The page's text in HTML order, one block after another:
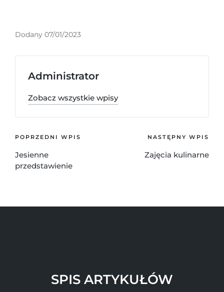
Dodany 07/01/2023
Administrator
Zobacz wszystkie wpisy
POPRZEDNI WPIS
Jesienne
przedstawienie
NASTĘPNY WPIS
Zajęcia kulinarne
SPIS ARTYKUŁÓW